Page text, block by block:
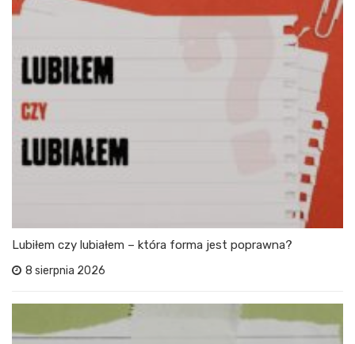
Lubiłem czy lubiałem – która forma jest poprawna?
8 sierpnia 2026